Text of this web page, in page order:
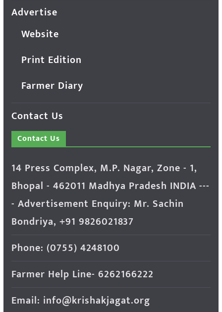
Advertise
Website
Print Edition
Farmer Diary
Contact Us
Contact Us
14 Press Complex, M.P. Nagar, Zone - 1,
Bhopal - 462011 Madhya Pradesh INDIA ---
- Advertisement Enquiry: Mr. Sachin
Bondriya, +91 9826021837
Phone: (0755) 4248100
Farmer Help Line- 6262166222
Email: info@krishakjagat.org